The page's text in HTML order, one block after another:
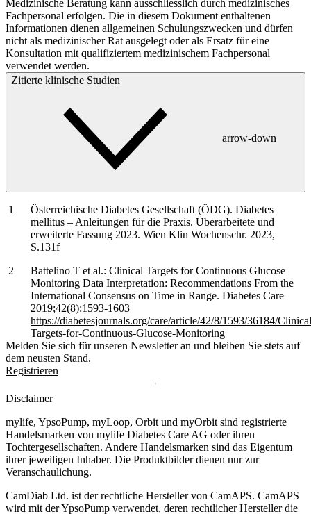
Medizinische Beratung kann ausschliesslich durch medizinisches
Fachpersonal erfolgen. Die in diesem Dokument enthaltenen
Informationen dienen allgemeinen Schulungszwecken und dürfen
nicht als medizinischer Rat ausgelegt oder als Ersatz für eine
Konsultation mit qualifiziertem medizinischem Fachpersonal
verwendet werden.
Zitierte klinische Studien
arrow-down
Österreichische Diabetes Gesellschaft (ÖDG). Diabetes
mellitus – Anleitungen für die Praxis. Überarbeitete und
erweiterte Fassung 2023. Wien Klin Wochenschr. 2023,
S.131f
Battelino T et al.: Clinical Targets for Continuous Glucose
Monitoring Data Interpretation: Recommendations From the
International Consensus on Time in Range. Diabetes Care
2019;42(8):1593-1603
https://diabetesjournals.org/care/article/42/8/1593/36184/
Targets-for-Continuous-Glucose-Monitoring
Melden Sie sich für unseren Newsletter an und bleiben Sie stets auf
dem neusten Stand.
Registrieren
Disclaimer
mylife, YpsoPump, myLoop, Orbit und myOrbit sind registrierte
Handelsmarken von mylife Diabetes Care AG oder ihren
Tochtergesellschaften. Andere Handelsmarken sind das Eigentum
ihrer jeweiligen Inhaber. Die Produktbilder dienen nur zur
Veranschaulichung.
CamDiab Ltd. ist der rechtliche Hersteller von CamAPS. CamAPS
wird mit der YpsoPump verwendet, deren rechtlicher Hersteller die